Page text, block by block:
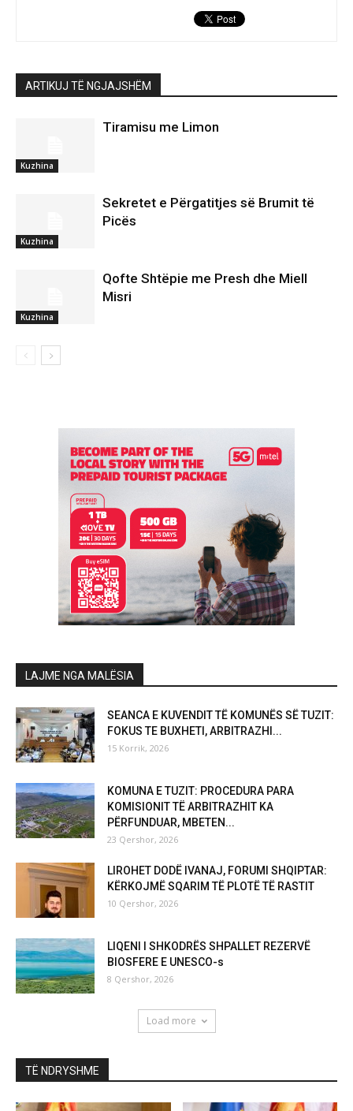
ARTIKUJ TË NGJAJSHËM
Kuzhina
Tiramisu me Limon
Kuzhina
Sekretet e Përgatitjes së Brumit të
Picës
Kuzhina
Qofte Shtëpie me Presh dhe Miell
Misri
LAJME NGA MALËSIA
SEANCA E KUVENDIT TË KOMUNËS SË TUZIT:
FOKUS TE BUXHETI, ARBITRAZHI...
15 Korrik, 2026
KOMUNA E TUZIT: PROCEDURA PARA
KOMISIONIT TË ARBITRAZHIT KA
PËRFUNDUAR, MBETEN...
23 Qershor, 2026
LIROHET DODË IVANAJ, FORUMI SHQIPTAR:
KËRKOJMË SQARIM TË PLOTË TË RASTIT
10 Qershor, 2026
LIQENI I SHKODRËS SHPALLET REZERVË
BIOSFERE E UNESCO-s
8 Qershor, 2026
Load more
TË NDRYSHME